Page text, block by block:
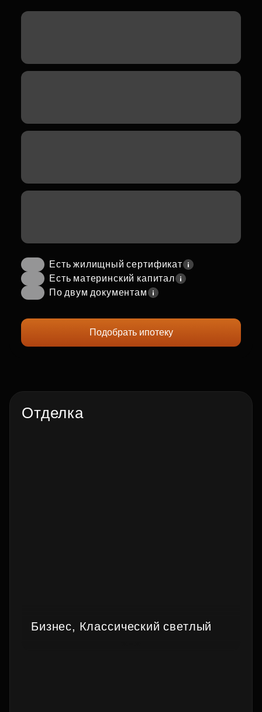
Есть жилищный сертификат
Есть материнский капитал
По двум документам
Подобрать ипотеку
Отделка
Бизнес, Классический светлый